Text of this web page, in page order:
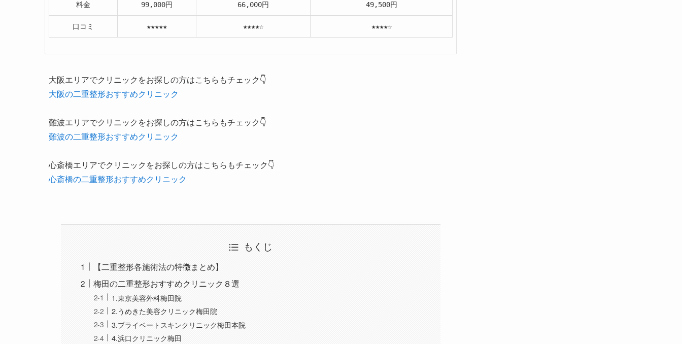
料金 99,000円 66,000円 49,500円
口コミ ★★★★★ ★★★★☆ ★★★★☆
大阪エリアでクリニックをお探しの方はこちらもチェック👇
大阪の二重整形おすすめクリニック
難波エリアでクリニックをお探しの方はこちらもチェック👇
難波の二重整形おすすめクリニック
心斎橋エリアでクリニックをお探しの方はこちらもチェック👇
心斎橋の二重整形おすすめクリニック
もくじ
【二重整形各施術法の特徴まとめ】
梅田の二重整形おすすめクリニック８選
1.東京美容外科梅田院
2.うめきた美容クリニック梅田院
3.プライベートスキンクリニック梅田本院
4.浜口クリニック梅田